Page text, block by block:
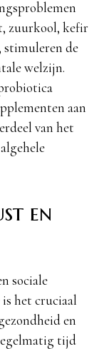
zuurkool, kefir
stimuleren de
welzijn.
aan
van het
en
sociale
het cruciaal
en
tijd